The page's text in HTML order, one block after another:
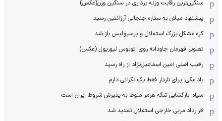
سنگین‌ترین رقابت وزنه برداری در سنگین وزن(عکس)
پیشنهاد میلان به ستاره جنجالی آرژانتین رسید
گره مشکل بزرگ استقلال و پرسپولیس باز شد
تصویر قهرمان جاودانه روی اتوبوس لیورپول (عکس)
رقیب اصلی امین اسماعیل‌نژاد از راه رسید
بادامکی: برای تارتار فقط یک نگرانی دارم
سپاه: بازگشایی تنگه هرمز منوط به پذیرش شروط ایران است
قرارداد مربی خارجی استقلال تمدید شد